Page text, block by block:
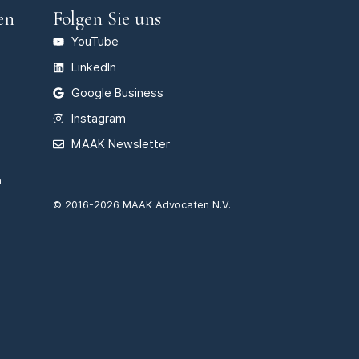
Folgen Sie uns
YouTube
LinkedIn
Google Business
Instagram
MAAK Newsletter
© 2016-2026 MAAK Advocaten N.V.